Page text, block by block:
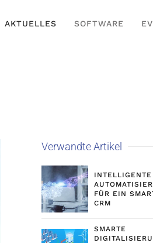
AKTUELLES SOFTWARE
Verwandte Artikel
FÜR EIN
CRM
SMARTE